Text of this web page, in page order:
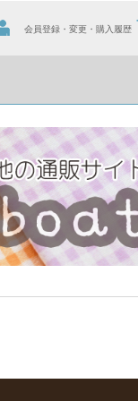
会員登録・変更・購入履歴